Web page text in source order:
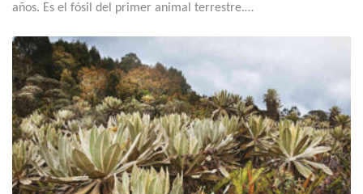
años. Es el fósil del primer animal terrestre.…